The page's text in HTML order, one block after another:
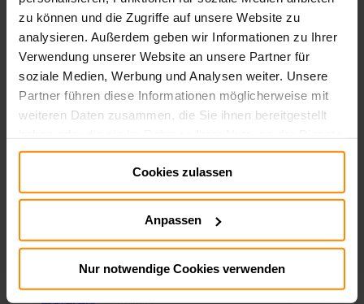
zu können und die Zugriffe auf unsere Website zu
analysieren. Außerdem geben wir Informationen zu Ihrer
Verwendung unserer Website an unsere Partner für
soziale Medien, Werbung und Analysen weiter. Unsere
Partner führen diese Informationen möglicherweise mit
weiteren Daten zusammen, die Sie ihnen bereitgestellt
gesammelt haben.
Impressum
Datenschutz:Datenschutz
Cookies zulassen
Anpassen
Nur notwendige Cookies verwenden
Aufzeichnung analysieren (Preview
Funktion)
Mit dieser Funktion können Sie Ihre die Ton-
Aufzeichnung nach Beendigung des Livestreams
analysieren lassen. So wird eine Transkription erstellt,
die es ermöglicht nach Schlagwörtern in der
Aufzeichnung zu suchen.
der gesamten Aufzeichnung angezeigt, in denen Ihr
Schlagwort in der Ton-Aufnahme vorkommt.